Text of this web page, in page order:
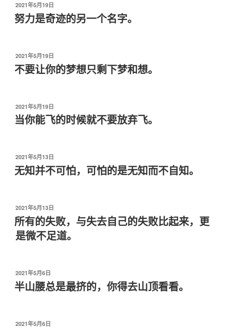
发
布
于
2021年5月19日
努力是奇迹的另一个名字。
发
布
于
2021年5月19日
不要让你的梦想只剩下梦和想。
发
布
于
2021年5月19日
当你能飞的时候就不要放弃飞。
发
布
于
2021年5月13日
无知并不可怕，可怕的是无知而不自知。
发
布
于
2021年5月13日
所有的失败，与失去自己的失败比起来，更
是微不足道。
发
布
于
2021年5月6日
半山腰总是最挤的，你得去山顶看看。
发
2021年5月6日